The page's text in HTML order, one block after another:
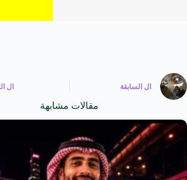
ال السابقة ال
مقالات مشابهة